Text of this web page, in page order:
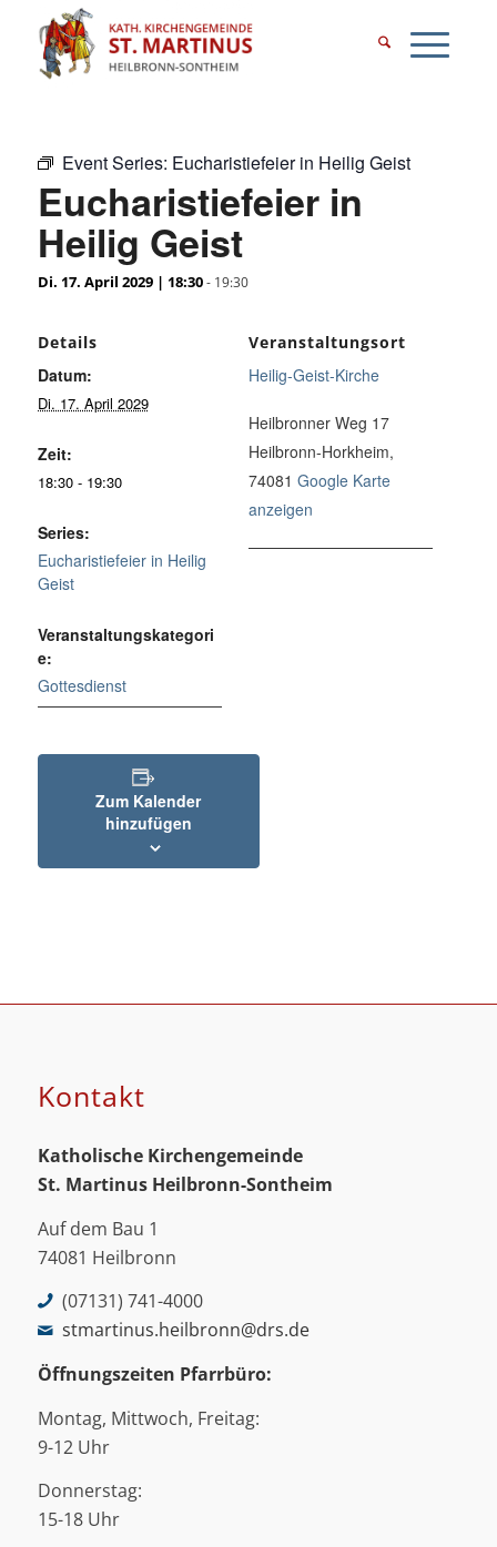
Event Series: Eucharistiefeier in Heilig Geist
Eucharistiefeier in
Heilig Geist
Di. 17. April 2029 | 18:30- 19:30
Details
Datum:
Di. 17. April 2029
Zeit:
18:30 - 19:30
Series:
Eucharistiefeier in Heilig
Geist
Veranstaltungskategori
e:
Gottesdienst
Veranstaltungsort
Heilig-Geist-Kirche
Heilbronner Weg 17
Heilbronn-Horkheim,
74081 Google Karte
anzeigen
Zum Kalender
hinzufügen
Kontakt
Katholische Kirchengemeinde
St. Martinus Heilbronn-Sontheim
Auf dem Bau 1
74081 Heilbronn
(07131) 741-4000
stmartinus.heilbronn@drs.de
Öffnungszeiten Pfarrbüro:
Montag, Mittwoch, Freitag:
9-12 Uhr
Donnerstag:
15-18 Uhr